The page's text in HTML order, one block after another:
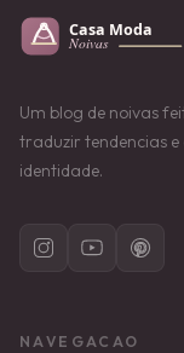
Um blog de noivas
traduzir tendencias
identidade.
NAVEGACAO